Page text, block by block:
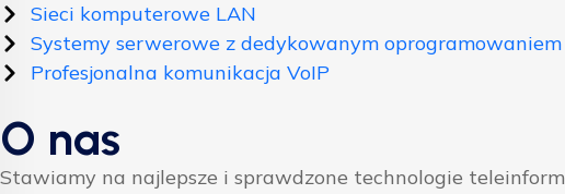
Sieci komputerowe LAN
Systemy serwerowe z dedykowanym oprogramowaniem
Profesjonalna komunikacja VoIP
O nas
Stawiamy na najlepsze i sprawdzone technologie